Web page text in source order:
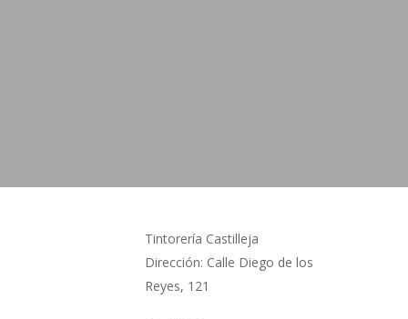
Tintorería Castilleja
Dirección: Calle Diego de los
Reyes, 121